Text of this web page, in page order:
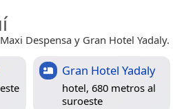
Despensa y Gran Hotel Yadaly.
Gran Hotel Yadaly
hotel, 680 metros al
suroeste